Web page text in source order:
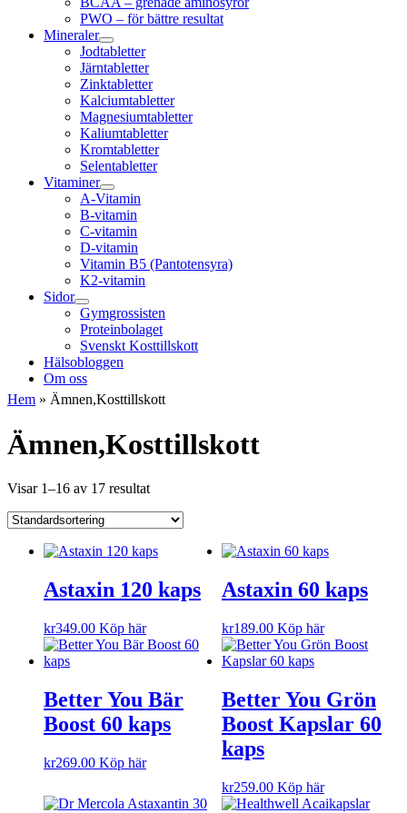
PWO – för bättre resultat
Mineraler
Jodtabletter
Järntabletter
Zinktabletter
Kalciumtabletter
Magnesiumtabletter
Kaliumtabletter
Kromtabletter
Selentabletter
Vitaminer
A-Vitamin
B-vitamin
C-vitamin
D-vitamin
Vitamin B5 (Pantotensyra)
K2-vitamin
Sidor
Gymgrossisten
Proteinbolaget
Svenskt Kosttillskott
Hälsobloggen
Om oss
Hem » Ämnen,Kosttillskott
Ämnen,Kosttillskott
Visar 1–16 av 17 resultat
Astaxin 120 kaps
kr349.00 Köp här
Astaxin 60 kaps
kr189.00 Köp här
Better You Bär
Boost 60 kaps
kr269.00 Köp här
Better You Grön
Boost Kapslar 60
kaps
kr259.00 Köp här